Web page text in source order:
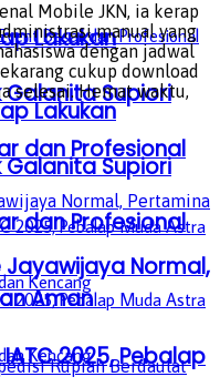
Lakukan
Galanita Supiori
dan Profesional
2025, Pebalap
Lakukan
Galanita Supiori
dan Profesional
Mobile JKN, ia kerap
manual yang
dengan jadwal
cukup download
selesai. Hemat waktu,
Jayawijaya Normal,
Aman